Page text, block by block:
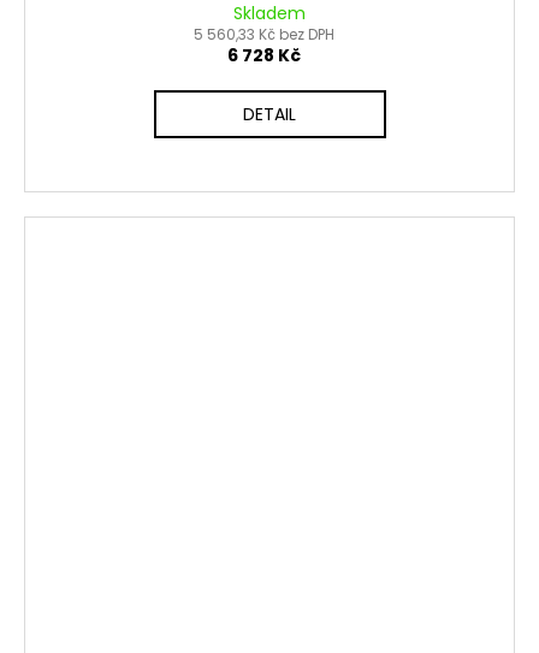
Skladem
5 560,33 Kč bez DPH
6 728 Kč
DETAIL